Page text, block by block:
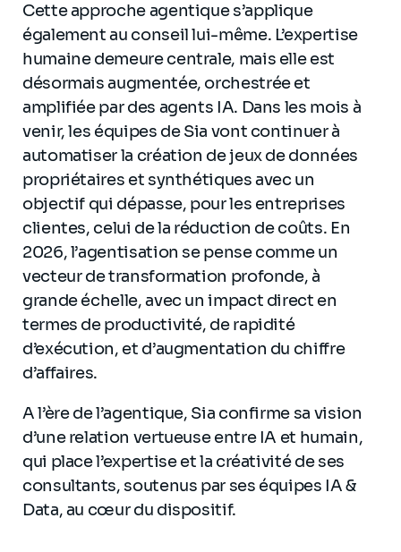
Cette approche agentique s’applique
également au conseil lui-même. L’expertise
humaine demeure centrale, mais elle est
désormais augmentée, orchestrée et
amplifiée par des agents IA. Dans les mois à
venir, les équipes de Sia vont continuer à
automatiser la création de jeux de données
propriétaires et synthétiques avec un
objectif qui dépasse, pour les entreprises
clientes, celui de la réduction de coûts. En
2026, l’agentisation se pense comme un
vecteur de transformation profonde, à
grande échelle, avec un impact direct en
termes de productivité, de rapidité
d’exécution, et d’augmentation du chiffre
d’affaires.
A l’ère de l’agentique, Sia confirme sa vision
d’une relation vertueuse entre IA et humain,
qui place l’expertise et la créativité de ses
consultants, soutenus par ses équipes IA &
Data, au cœur du dispositif.